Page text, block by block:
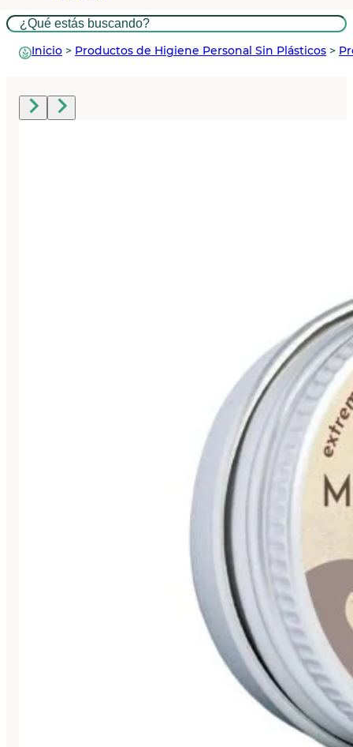
Buscar
Inicio > Productos de Higiene Personal Sin Plásticos >